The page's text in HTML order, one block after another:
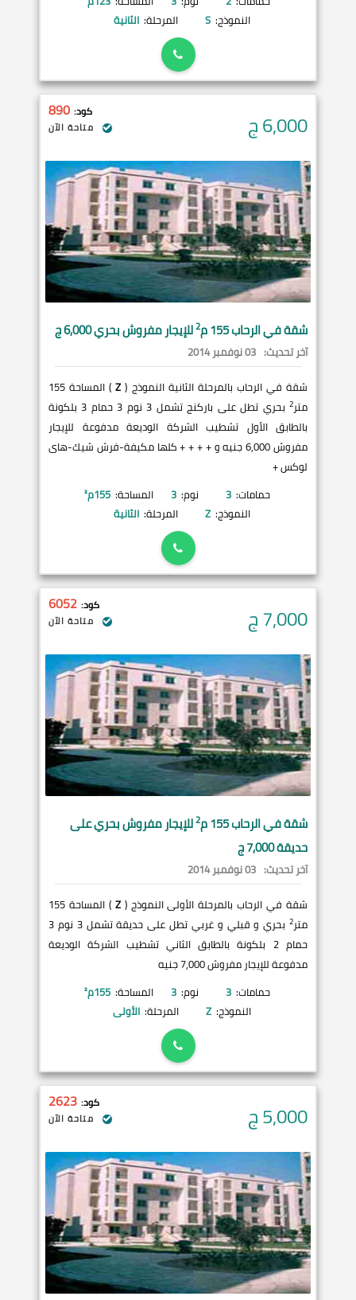
النموذج: S المرحلة: الثانية
6,000ج كود: 890
متاحة الآن
شقة فيالرحاب155 م 2للإيجار مفروش بحري 6,000 ج
آخر تحديث: 03 نوفمبر 2014
شقة في الرحاب بالمرحلة الثانية النموذج ( Z
) المساحة 155
متر2
بحري تطل على باركنج تشمل 3 نوم 3 حمام 3 بلكونة
بالطابق الأول تشطيب الشركة الوديعة مدفوعة للإيجار
مفروش 6,000 جنيه و + + + + كلها مكيفة-فرش شيك-هاى
لوكس +
حمامات: 3 نوم: 3 المساحة: 155م²
النموذج: Z المرحلة: الثانية
7,000ج كود: 6052
متاحة الآن
شقة فيالرحاب155 م 2للإيجار مفروش بحري على
حديقة 7,000 ج
آخر تحديث: 03 نوفمبر 2014
شقة في الرحاب بالمرحلة الأولى النموذج (Z
) المساحة 155
متر2
بحري و قبلي و غربي تطل على حديقة تشمل 3 نوم 3
حمام 2 بلكونة بالطابق الثاني تشطيب الشركة الوديعة
مدفوعة للإيجار مفروش 7,000 جنيه
حمامات: 3 نوم: 3 المساحة: 155م²
النموذج: Z المرحلة: الأولى
5,000ج كود: 2623
متاحة الآن